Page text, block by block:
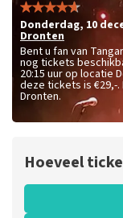
donderdag, 10
Dronten
Bent u fan van
nog tickets
20:15 uur op locatie
deze tickets is €29,-
Dronten.
Hoeveel